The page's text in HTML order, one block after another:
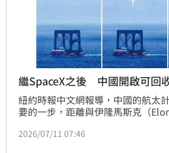
繼SpaceX之後 中國開啟可回
紐約時報中文網報導，中國的航太
要的一步，距離與伊隆馬斯克（
2026/07/11 07:46